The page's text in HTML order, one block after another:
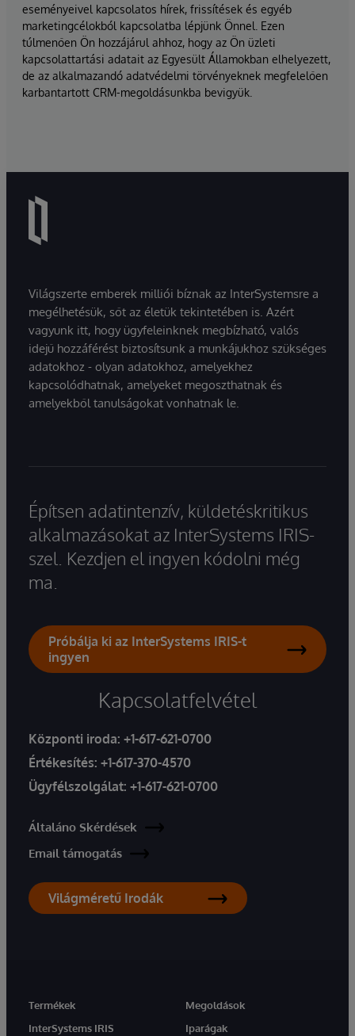
eseményeivel kapcsolatos hírek, frissítések és egyéb
marketingcélokból kapcsolatba lépjünk Önnel. Ezen
túlmenően Ön hozzájárul ahhoz, hogy az Ön üzleti
kapcsolattartási adatait az Egyesült Államokban elhelyezett,
de az alkalmazandó adatvédelmi törvényeknek megfelelően
karbantartott CRM-megoldásunkba bevigyük.
Világszerte emberek milliói bíznak az InterSystemsre a
megélhetésük, sőt az életük tekintetében is. Azért
vagyunk itt, hogy ügyfeleinknek megbízható, valós
idejű hozzáférést biztosítsunk a munkájukhoz szükséges
adatokhoz - olyan adatokhoz, amelyekhez
kapcsolódhatnak, amelyeket megoszthatnak és
amelyekből tanulságokat vonhatnak le.
Építsen adatintenzív, küldetéskritikus
alkalmazásokat az InterSystems IRIS-
szel. Kezdjen el ingyen kódolni még
ma.
Próbálja ki az InterSystems IRIS-t
ingyen
Kapcsolatfelvétel
Központi iroda: +1-617-621-0700
Értékesítés: +1-617-370-4570
Ügyfélszolgálat: +1-617-621-0700
Általáno Skérdések
Email támogatás
Világméretű Irodák
Termékek
InterSystems IRIS
Megoldások
Iparágak